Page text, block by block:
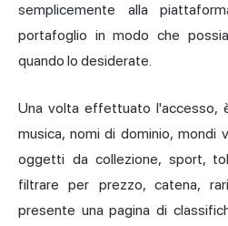
semplicemente alla
portafoglio in modo che
quando lo desiderate.
Una volta effettuato l'accesso,
musica, nomi di dominio, mondi
oggetti da collezione, sport,
filtrare per prezzo, catena,
presente una pagina di